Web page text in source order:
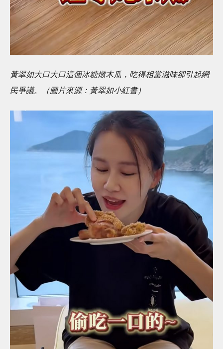
黃翠如大口大口這個冰糖燉木瓜，吃得相當滋味卻引起網
民爭議。（圖片來源：黃翠如小紅書）